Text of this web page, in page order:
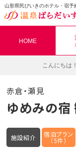
山形県民びいきのホテル・宿予
HOME
こんにちは！
赤倉・瀬見
ゆめみの宿
施設紹介 宿泊プラン
（5件）